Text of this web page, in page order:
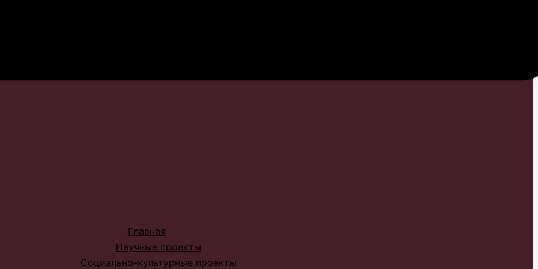
Главная
Научные проекты
Социально-культурные проекты